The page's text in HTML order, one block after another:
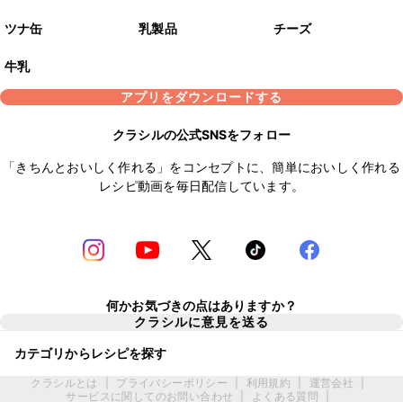
ツナ缶 乳製品 チーズ
牛乳
アプリをダウンロードする
クラシルの公式SNSをフォロー
「きちんとおいしく作れる」をコンセプトに、簡単においしく作れる
レシピ動画を毎日配信しています。
何かお気づきの点はありますか？
クラシルに意見を送る
カテゴリからレシピを探す
クラシルとは プライバシーポリシー 利用規約 運営会社
サービスに関してのお問い合わせ
よくある質問